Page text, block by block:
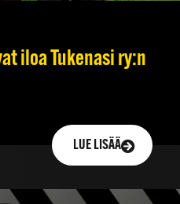
iloa Tukenasi ry:n
LUE LISÄÄ